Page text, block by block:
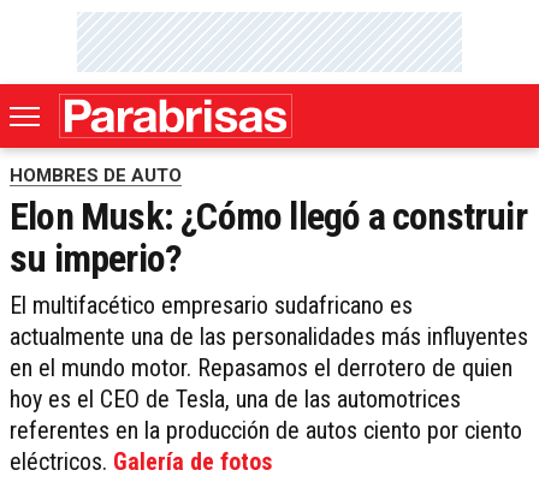
HOMBRES DE AUTO
Elon Musk: ¿Cómo llegó a construir
su imperio?
El multifacético empresario sudafricano es
actualmente una de las personalidades más influyentes
en el mundo motor. Repasamos el derrotero de quien
hoy es el CEO de Tesla, una de las automotrices
referentes en la producción de autos ciento por ciento
eléctricos. Galería de fotos